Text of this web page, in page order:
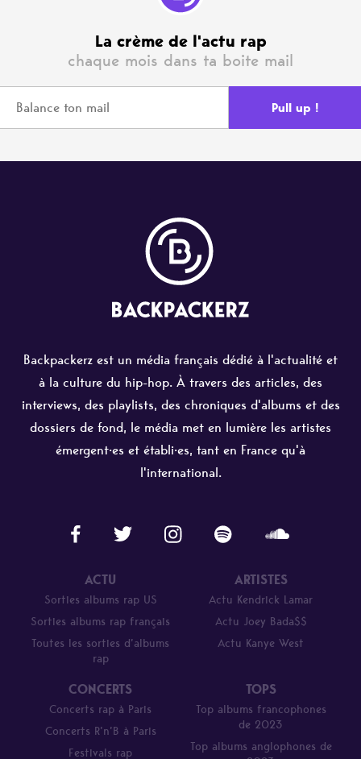
La crème de l'actu rap
chaque mois dans ta boite mail
Backpackerz est un média français dédié à l'actualité et
à la culture du hip-hop. À travers des articles, des
interviews, des playlists, des chroniques d'albums et des
dossiers de fond, le média met en lumière les artistes
émergent·es et établi·es, tant en France qu'à
l'international.
ACTU
Sorties albums rap US
Sorties albums rap français
Toutes les sorties d’albums
rap
ARTISTES
Actu Kendrick Lamar
Actu Joey Bada$$
Actu Kanye West
CONCERTS
Concerts rap à Paris
Concerts R’n’B à Paris
Festivals rap
TOPS
Top albums francophones
de 2023
Top albums anglophones de